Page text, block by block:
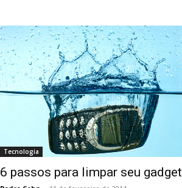
Tecnologia
6 passos para limpar seu gadget